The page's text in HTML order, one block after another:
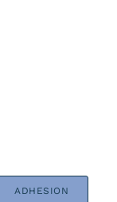
ADHESION